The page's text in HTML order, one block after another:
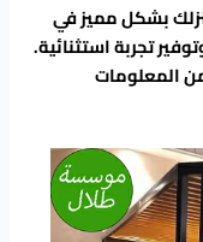
بشكل مميز في
تجربة استثنائية.
المعلومات